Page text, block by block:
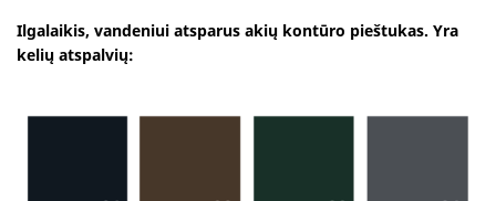
Ilgalaikis, vandeniui atsparus akių kontūro pieštukas. Yra
kelių atspalvių: